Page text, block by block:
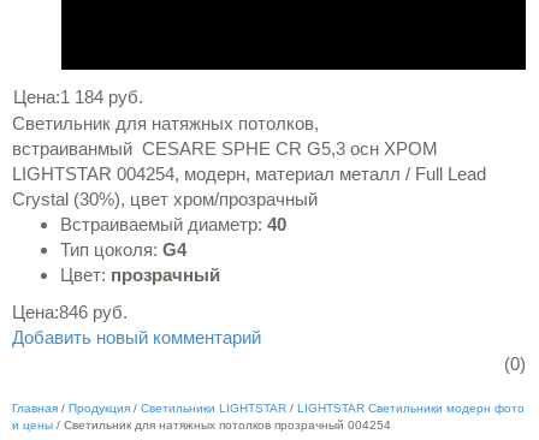
Цена:1 184 руб.
Светильник для натяжных потолков,
встраиванмый CESARE SPHE CR G5,3 осн ХРОМ
LIGHTSTAR 004254, модерн, материал металл / Full Lead
Crystal (30%), цвет хром/прозрачный
Встраиваемый диаметр: 40
Тип цоколя: G4
Цвет: прозрачный
Цена:846 руб.
Добавить новый комментарий
(0)
Главная / Продукция / Светильники LIGHTSTAR / LIGHTSTAR Светильники модерн фото
и цены / Светильник для натяжных потолков прозрачный 004254